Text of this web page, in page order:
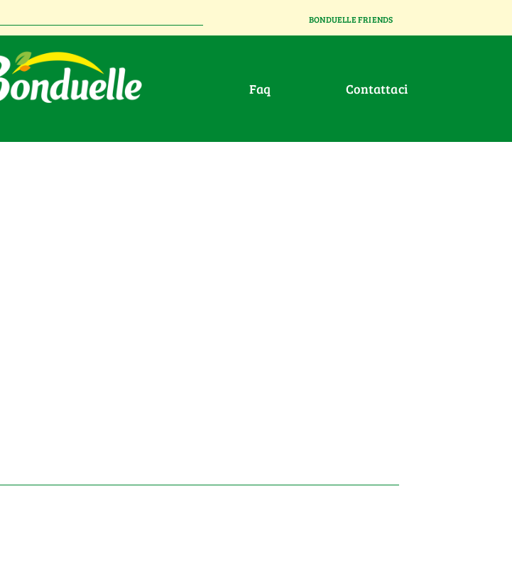
BONDUELLE FRIENDS
faq contattaci